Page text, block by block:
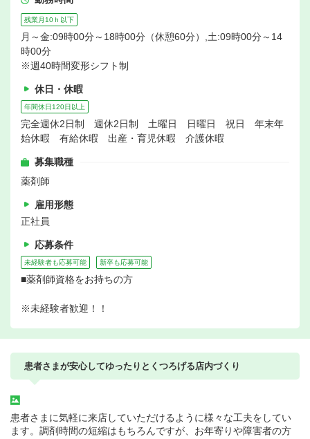
残業月10ｈ以下
月～金:09時00分～18時00分（休憩60分）,土:09時00分～14
時00分
※週40時間変形シフト制
休日・休暇
年間休日120日以上
完全週休2日制 週休2日制 土曜日 日曜日 祝日 年末年
始休暇 有給休暇 出産・育児休暇 介護休暇
募集職種
薬剤師
雇用形態
正社員
応募条件
未経験者も応募可能 新卒も応募可能
■薬剤師資格をお持ちの方
※未経験者歓迎！！
患者さまが安心してゆったりとくつろげる店内づくり
患者さまに気軽に来店していただけるように様々な工夫をしてい
ます。調剤時間の短縮はもちろんですが、お年寄りや障害者の方